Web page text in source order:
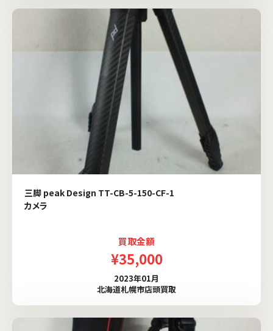
三脚 peak Design TT-CB-5-150-CF-1
カメラ
買取金額
¥35,000
2023年01月
北海道札幌市店頭買取